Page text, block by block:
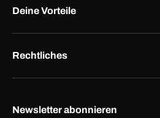
Deine Vorteile
Rechtliches
Newsletter abonnieren